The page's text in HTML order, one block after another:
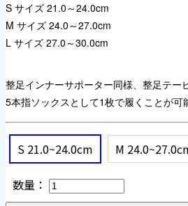
S サイズ 21.0～24.0cm
M サイズ 24.0～27.0cm
L サイズ 27.0～30.0cm
整足インナーサポーター同様、整足テー
5本指ソックスとして1枚で履くことが可
S 21.0~24.0cm M
数量：